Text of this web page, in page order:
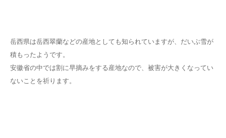
岳西県は岳西翠蘭などの産地としても知られていますが、だいぶ雪が
積もったようです。
安徽省の中では割に早摘みをする産地なので、被害が大きくなってい
ないことを祈ります。